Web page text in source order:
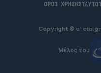
ΟΡΟΙ ΧΡΗΣΗΣ
Copyright © e-ota.gr
Μέλος του